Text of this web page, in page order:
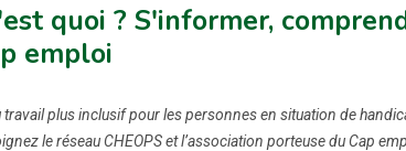
quoi ? S'informer,
emploi
plus inclusif pour les personnes en situation de
le réseau CHEOPS et l’association porteuse du Cap